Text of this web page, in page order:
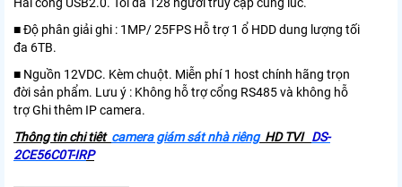
■ Độ phân giải ghi : 1MP/ 25FPS Hỗ trợ 1 ổ HDD dung lượng tối
đa 6TB.
■ Nguồn 12VDC. Kèm chuột. Miễn phí 1 host chính hãng trọn
đời sản phẩm. Lưu ý : Không hỗ trợ cổng RS485 và không hỗ
trợ Ghi thêm IP camera.
Thông tin chi tiêt camera giám sát nhà riêngHD TVI DS-
2CE56C0T-IRP